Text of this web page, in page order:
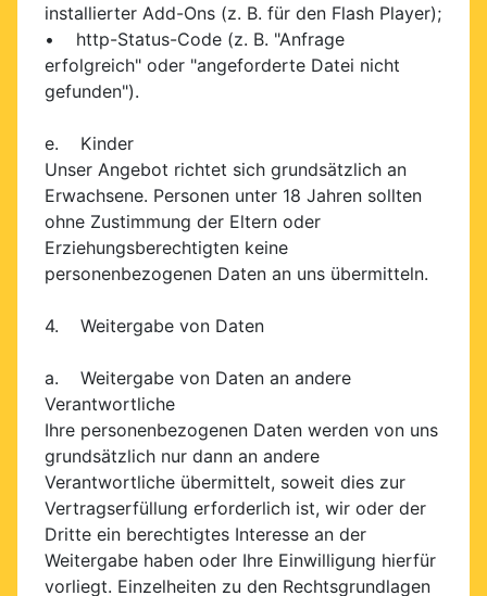
installierter Add-Ons (z. B. für den Flash Player);
• http-Status-Code (z. B. "Anfrage
erfolgreich" oder "angeforderte Datei nicht
gefunden").
e. Kinder
Unser Angebot richtet sich grundsätzlich an
Erwachsene. Personen unter 18 Jahren sollten
ohne Zustimmung der Eltern oder
Erziehungsberechtigten keine
personenbezogenen Daten an uns übermitteln.
4. Weitergabe von Daten
a. Weitergabe von Daten an andere
Verantwortliche
Ihre personenbezogenen Daten werden von uns
grundsätzlich nur dann an andere
Verantwortliche übermittelt, soweit dies zur
Vertragserfüllung erforderlich ist, wir oder der
Dritte ein berechtigtes Interesse an der
Weitergabe haben oder Ihre Einwilligung hierfür
vorliegt. Einzelheiten zu den Rechtsgrundlagen